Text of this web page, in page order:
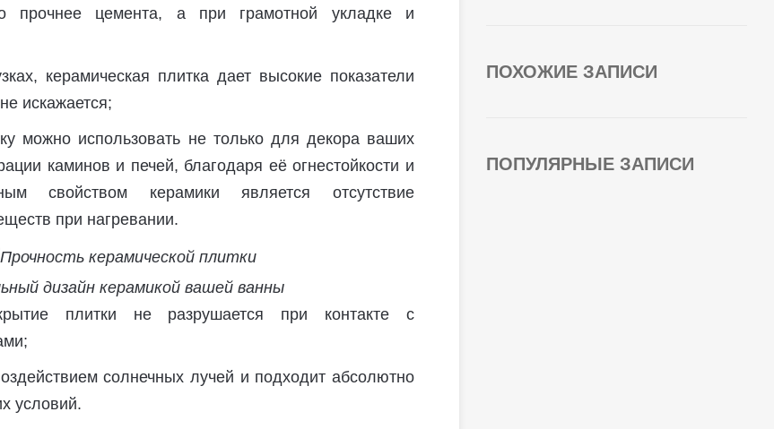
прочнее цемента, а при грамотной укладке и
керамическая плитка дает высокие показатели
искажается;
можно использовать не только для декора ваших
каминов и печей, благодаря её огнестойкости и
свойством керамики является отсутствие
при нагревании.
дизайн керамикой вашей ванны
плитки не разрушается при контакте с
солнечных лучей и подходит абсолютно
условий.
ПОХОЖИЕ ЗАПИСИ
ПОПУЛЯРНЫЕ ЗАПИСИ